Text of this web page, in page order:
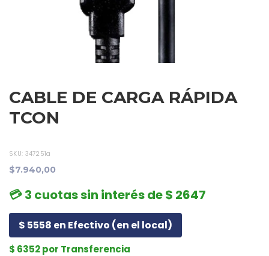
CABLE DE CARGA RÁPIDA
TCON
SKU: 347251a
$7.940,00
💳 3 cuotas sin interés de $ 2647
$ 5558 en Efectivo (en el local)
$ 6352 por Transferencia